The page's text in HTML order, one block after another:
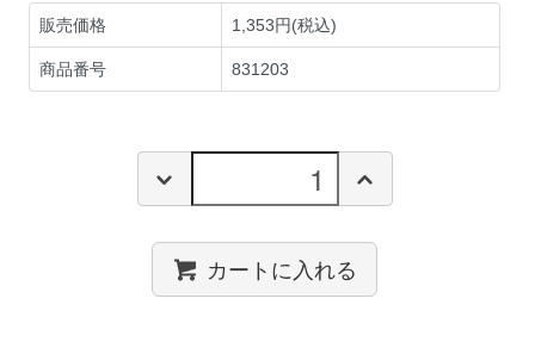
販売価格 1,353円(税込)
商品番号 831203
カートに入れる